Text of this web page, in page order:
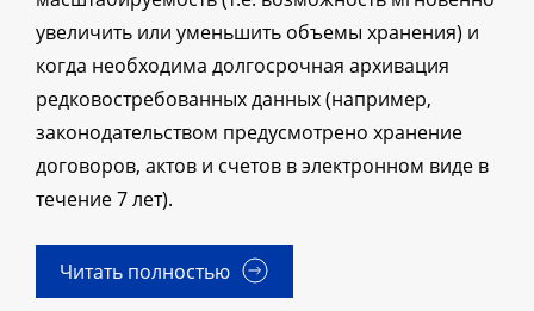
увеличить или уменьшить объемы хранения) и
когда необходима долгосрочная архивация
редковостребованных данных (например,
законодательством предусмотрено хранение
договоров, актов и счетов в электронном виде в
течение 7 лет).
Читать полностью